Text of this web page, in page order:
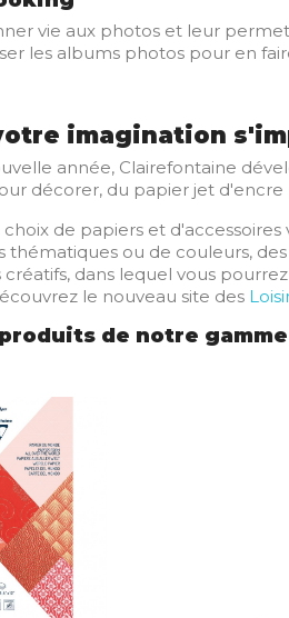
vie aux photos et leur
les albums photos pour en
imagination
année, Clairefontaine
décorer, du papier jet
de papiers et
thématiques ou de couleurs,
créatifs, dans lequel vous
le nouveau site des
de notre